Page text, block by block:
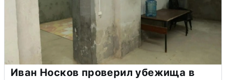
Иван Носков проверил убежища в